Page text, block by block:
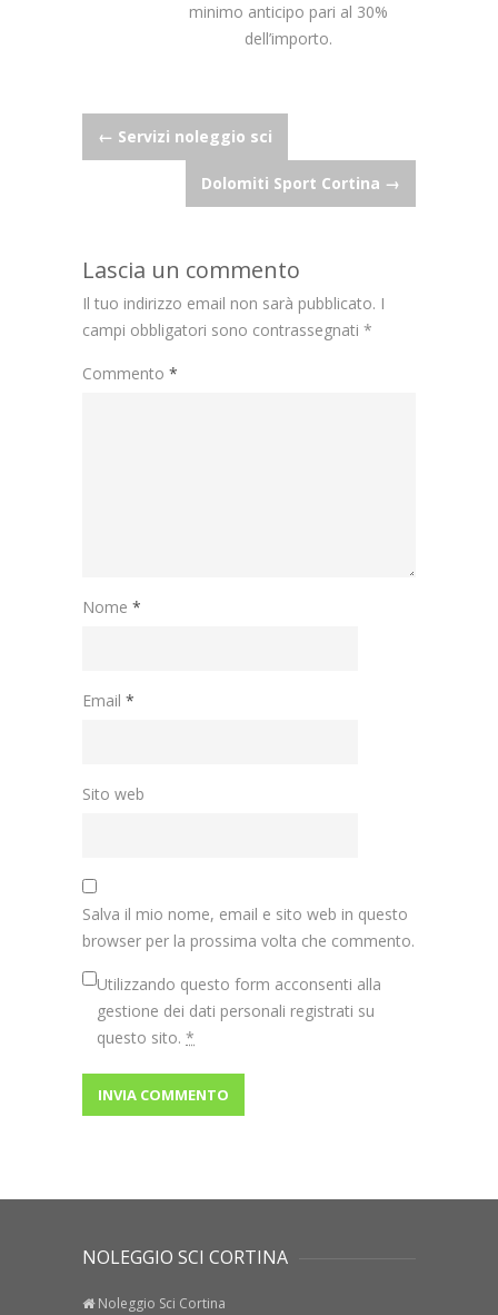
minimo anticipo pari al 30%
dell’importo.
Post
navigation
← Servizi noleggio sci
Dolomiti Sport Cortina →
Lascia un commento
Il tuo indirizzo email non sarà pubblicato. I
campi obbligatori sono contrassegnati *
Commento *
Nome *
Email *
Sito web
Salva il mio nome, email e sito web in questo
browser per la prossima volta che commento.
Utilizzando questo form acconsenti alla
gestione dei dati personali registrati su
questo sito. *
NOLEGGIO SCI CORTINA
Noleggio Sci Cortina